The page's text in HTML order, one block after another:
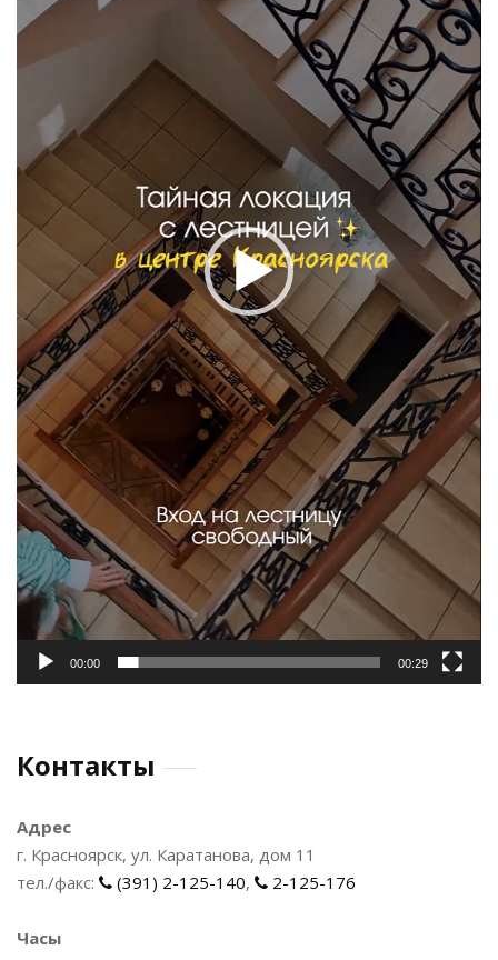
00:00 00:29
Контакты
Адрес
г. Красноярск, ул. Каратанова, дом 11
тел./факс:
(391) 2-125-140, 2-125-176
Часы